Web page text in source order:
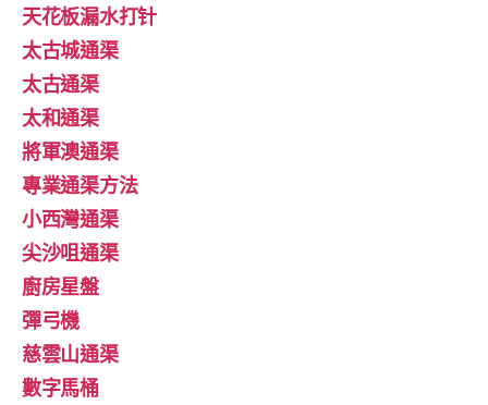
天花板漏水打针
太古城通渠
太古通渠
太和通渠
將軍澳通渠
專業通渠方法
小西灣通渠
尖沙咀通渠
廚房星盤
彈弓機
慈雲山通渠
數字馬桶